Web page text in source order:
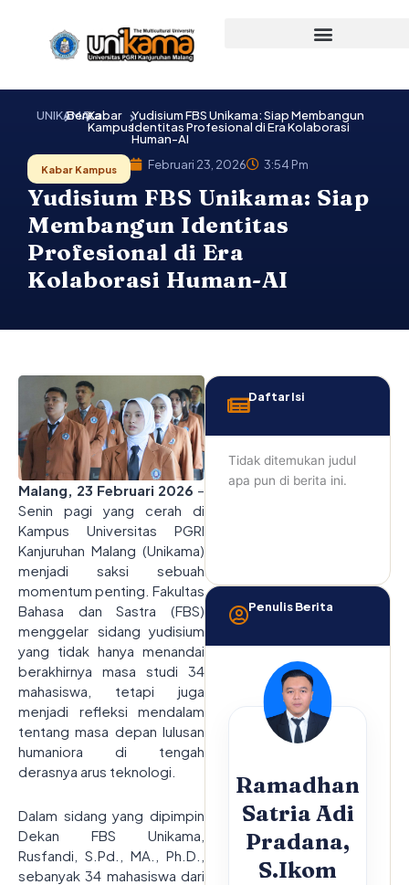
UNIKAMA
BeritaKabar
Kampus
Yudisium FBS Unikama: Siap Membangun
Identitas Profesional di Era Kolaborasi
Human-AI
Kabar Kampus Februari 23, 2026 3:54 Pm
Yudisium FBS Unikama: Siap
Membangun Identitas
Profesional di Era
Kolaborasi Human-AI
Malang, 23 Februari 2026 –
Senin pagi yang cerah di
Kampus Universitas PGRI
Kanjuruhan Malang (Unikama)
menjadi saksi sebuah
momentum penting. Fakultas
Bahasa dan Sastra (FBS)
menggelar sidang yudisium
yang tidak hanya menandai
berakhirnya masa studi 34
mahasiswa, tetapi juga
menjadi refleksi mendalam
tentang masa depan lulusan
humaniora di tengah
derasnya arus teknologi.
Dalam sidang yang dipimpin
Dekan FBS Unikama,
Rusfandi, S.Pd., MA., Ph.D.,
sebanyak 34 mahasiswa dari
Daftar Isi
Tidak ditemukan judul
apa pun di berita ini.
Penulis Berita
Ramadhan
Satria Adi
Pradana,
S.Ikom